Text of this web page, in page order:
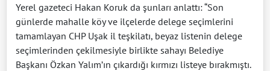
Yerel gazeteci Hakan Koruk da şunları anlattı: “Son
günlerde mahalle köy ve ilçelerde delege seçimlerini
tamamlayan CHP Uşak il teşkilatı, beyaz listenin delege
seçimlerinden çekilmesiyle birlikte sahayı Belediye
Başkanı Özkan Yalım’ın çıkardığı kırmızı listeye bırakmıştı.